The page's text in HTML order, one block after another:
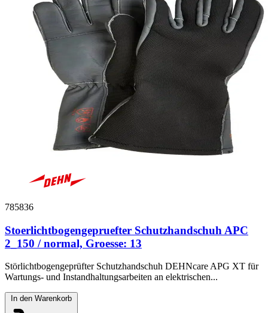
785836
Stoerlichtbogengepruefter Schutzhandschuh APC
2_150 / normal, Groesse: 13
Störlichtbogengeprüfter Schutzhandschuh DEHNcare APG XT für
Wartungs- und Instandhaltungsarbeiten an elektrischen...
In den Warenkorb